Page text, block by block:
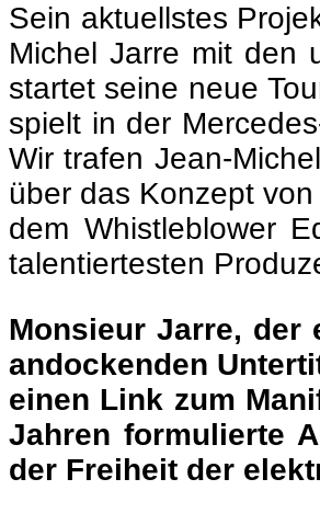
Sein aktuellstes
Michel Jarre mit den
startet seine neue
spielt in der
Wir trafen Jean-
über das Konzept
dem Whistleblower
talentiertesten
Monsieur Jarre, der
andockenden
einen Link zum
Jahren formulierte
der Freiheit der